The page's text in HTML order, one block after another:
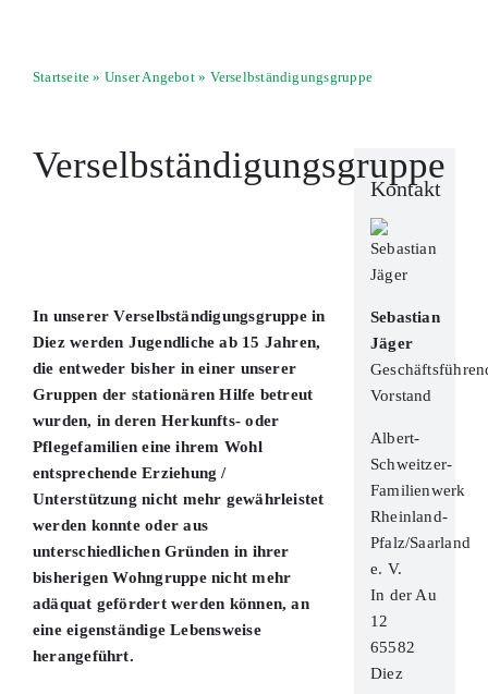
Startseite » Unser Angebot» Verselbständigungsgruppe
Verselbständigungsgruppe
In unserer Verselbständigungsgruppe in
Diez werden Jugendliche ab 15 Jahren,
die entweder bisher in einer unserer
Gruppen der stationären Hilfe betreut
wurden, in deren Herkunfts- oder
Pflegefamilien eine ihrem Wohl
entsprechende Erziehung /
Unterstützung nicht mehr gewährleistet
werden konnte oder aus
unterschiedlichen Gründen in ihrer
bisherigen Wohngruppe nicht mehr
adäquat gefördert werden können, an
eine eigenständige Lebensweise
herangeführt.
Kontakt
Sebastian
Jäger
Vorstand
Albert-
Schweitzer-
Familienwerk
Rheinland-
Pfalz/Saarland
e. V.
In der Au
12
65582
Diez